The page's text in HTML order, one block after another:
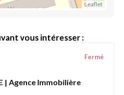
Leaflet
vous intéresser :
| Agence Immobilière
Fermé